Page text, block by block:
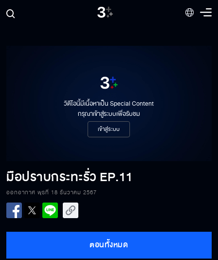
วิดีโอนี้มีเนื้อหาเป็น Special Content
กรุณาเข้าสู่ระบบเพื่อรับชม
เข้าสู่ระบบ
มือปราบกระทะรั่ว EP.11
ออกอากาศ พุธที่ 18 ธันวาคม 2567
ตอนทั้งหมด